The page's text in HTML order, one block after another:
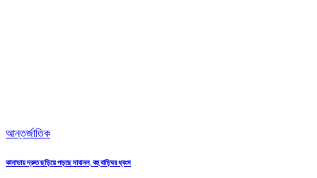
আন্তর্জাতিক
কানাডায় দ্রুত ছড়িয়ে পড়ছে দাবানল, বহু বাড়িঘর ধ্বংস